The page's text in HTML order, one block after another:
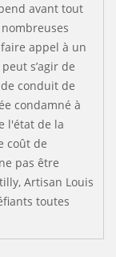
avant tout
appel à un
s’agir de
conduit de
condamné à
l'état de la
coût de
pas être
Artisan Louis
toutes